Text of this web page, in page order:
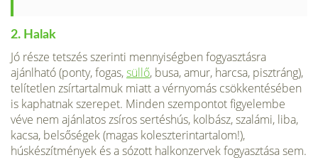
2. Halak
Jó része tetszés szerinti mennyiségben fogyasztásra
ajánlható (ponty, fogas,süllő, busa, amur, harcsa, pisztráng),
telítetlen zsírtartalmuk miatt a vérnyomás csökkentésében
is kaphatnak szerepet. Minden szempontot figyelembe
véve nem ajánlatos zsíros sertéshús, kolbász, szalámi, liba,
kacsa, belsősé­gek (magas koleszterintartalom!),
húskészítmények és a sózott halkonzervek fogyasztása sem.